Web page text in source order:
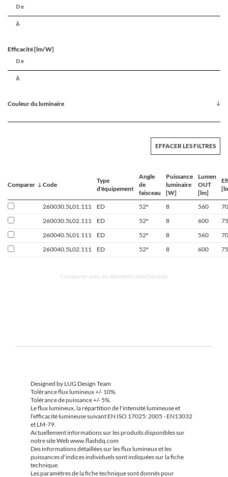
Efficacité [lm/W]
Couleur du luminaire
EFFACER LES FILTRES
Comparer Code
Type
d'équipement
Angle
de
faisceau
Puissance
luminaire
[W]
Lumen
OUT
[lm]
260030.5L01.111 ED 52° 8 560
70
260030.5L02.111
ED 52° 8 600
75
260040.5L01.111
ED 52° 8 560
70
260040.5L02.111
ED 52° 8 600 75
Comparer avec les éléments sélectionnés
Designed by LUG Design Team
Tolérance flux lumineux +/- 10%.
Tolérance de puissance +/- 5%.
Le flux lumineux, la répartition de l'intensité lumineuse et
l’efficacité lumineuse suivant EN ISO 17025: 2005 - EN13032
et LM-79.
Actuellement informations sur les produits disponibles sur
notre site Web www.flashdq.com
Des informations détaillées sur les flux lumineux et les
puissances d'indices individuels sont indiquées sur la fiche
technique.
Les paramètres de la fiche technique sont donnés pour